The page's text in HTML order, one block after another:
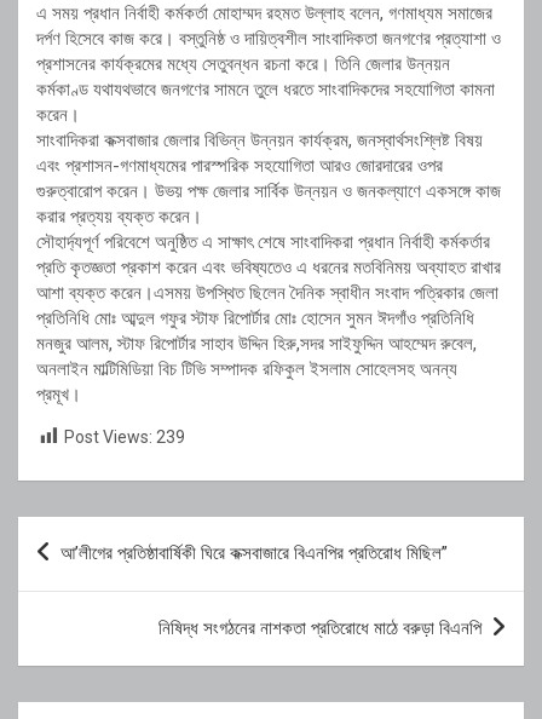
এ সময় প্রধান নির্বাহী কর্মকর্তা মোহাম্মদ রহমত উল্লাহ বলেন, গণমাধ্যম সমাজের
দর্পণ হিসেবে কাজ করে। বস্তুনিষ্ঠ ও দায়িত্বশীল সাংবাদিকতা জনগণের প্রত্যাশা ও
প্রশাসনের কার্যক্রমের মধ্যে সেতুবন্ধন রচনা করে। তিনি জেলার উন্নয়ন
কর্মকাণ্ড যথাযথভাবে জনগণের সামনে তুলে ধরতে সাংবাদিকদের সহযোগিতা কামনা
করেন।
সাংবাদিকরা কক্সবাজার জেলার বিভিন্ন উন্নয়ন কার্যক্রম, জনস্বার্থসংশ্লিষ্ট বিষয়
এবং প্রশাসন-গণমাধ্যমের পারস্পরিক সহযোগিতা আরও জোরদারের ওপর
গুরুত্বারোপ করেন। উভয় পক্ষ জেলার সার্বিক উন্নয়ন ও জনকল্যাণে একসঙ্গে কাজ
করার প্রত্যয় ব্যক্ত করেন।
সৌহার্দ্যপূর্ণ পরিবেশে অনুষ্ঠিত এ সাক্ষাৎ শেষে সাংবাদিকরা প্রধান নির্বাহী কর্মকর্তার
প্রতি কৃতজ্ঞতা প্রকাশ করেন এবং ভবিষ্যতেও এ ধরনের মতবিনিময় অব্যাহত রাখার
আশা ব্যক্ত করেন।এসময় উপস্থিত ছিলেন দৈনিক স্বাধীন সংবাদ পত্রিকার জেলা
প্রতিনিধি মোঃ আব্দুল গফুর স্টাফ রিপোর্টার মোঃ হোসেন সুমন ঈদগাঁও প্রতিনিধি
মনজুর আলম, স্টাফ রিপোর্টার সাহাব উদ্দিন হিরু,সদর সাইফুদ্দিন আহম্মেদ রুবেল,
অনলাইন মাল্টিমিডিয়া বিচ টিভি সম্পাদক রফিকুল ইসলাম সোহেলসহ অনন্য
প্রমূখ।
Post Views: 239
Post
navigation
আ’লীগের প্রতিষ্ঠাবার্ষিকী ঘিরে কক্সবাজারে বিএনপির প্রতিরোধ মিছিল”
নিষিদ্ধ সংগঠনের নাশকতা প্রতিরোধে মাঠে বরুড়া বিএনপি